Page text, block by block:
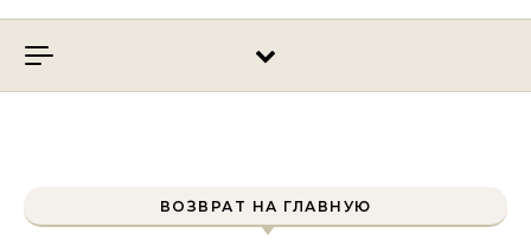
ВОЗВРАТ НА ГЛАВНУЮ